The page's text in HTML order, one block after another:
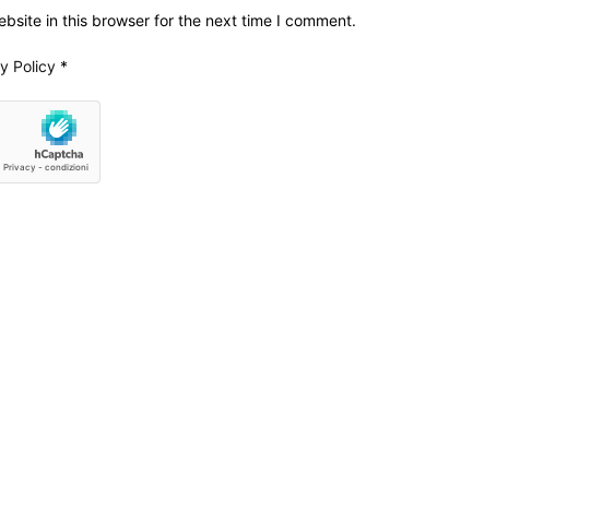
in this browser for the next time I comment.
Policy *